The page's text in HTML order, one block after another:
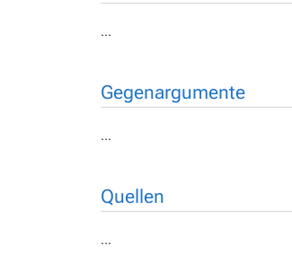
…
Gegenargumente
…
Quellen
…